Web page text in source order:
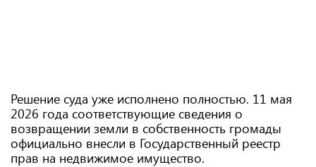
Решение суда уже исполнено полностью. 11 мая
2026 года соответствующие сведения о
возвращении земли в собственность громады
официально внесли в Государственный реестр
прав на недвижимое имущество.